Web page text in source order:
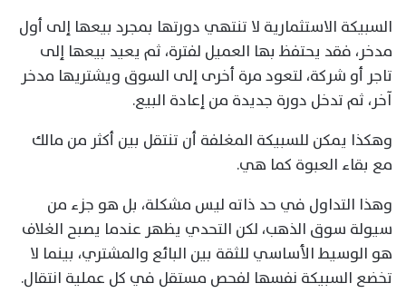
السبيكة الاستثمارية لا تنتهي دورتها بمجرد بيعها إلى أول
مدخر، فقد يحتفظ بها العميل لفترة، ثم يعيد بيعها إلى
تاجر أو شركة، لتعود مرة أخرى إلى السوق ويشتريها مدخر
آخر، ثم تدخل دورة جديدة من إعادة البيع.
وهكذا يمكن للسبيكة المغلفة أن تنتقل بين أكثر من مالك
مع بقاء العبوة كما هي.
وهذا التداول في حد ذاته ليس مشكلة، بل هو جزء من
سيولة سوق الذهب، لكن التحدي يظهر عندما يصبح الغلاف
هو الوسيط الأساسي للثقة بين البائع والمشتري، بينما لا
تخضع السبيكة نفسها لفحص مستقل في كل عملية انتقال.